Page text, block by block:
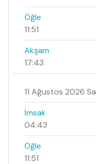
Öğle
11:51
Akşam
17:43
11 Ağustos 2026 Sa
İmsak
04:43
Öğle
11:51